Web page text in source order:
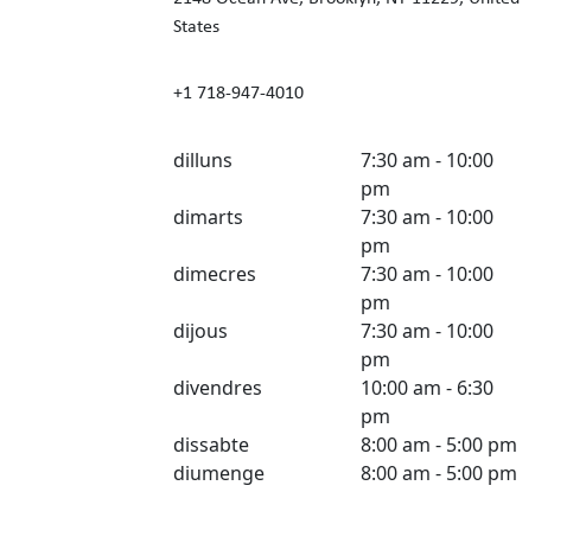
States
+1 718-947-4010
dilluns
7:30 am - 10:00
pm
dimarts
7:30 am - 10:00
pm
dimecres
7:30 am - 10:00
pm
dijous
7:30 am - 10:00
pm
divendres
10:00 am - 6:30
pm
dissabte
8:00 am - 5:00 pm
diumenge
8:00 am - 5:00 pm